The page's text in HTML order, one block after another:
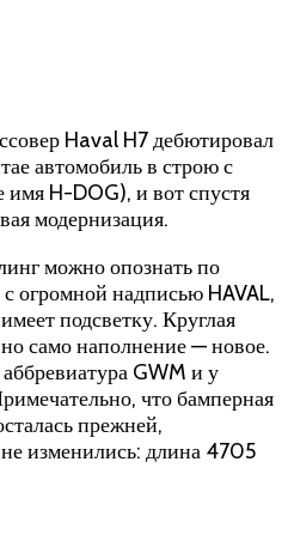
Haval H7 дебютировал
автомобиль в строю с
имя H-DOG), и вот спустя
модернизация.
можно опознать по
огромной надписью HAVAL,
подсветку. Круглая
само наполнение — новое.
GWM и у
что бамперная
прежней,
изменились: длина 4705